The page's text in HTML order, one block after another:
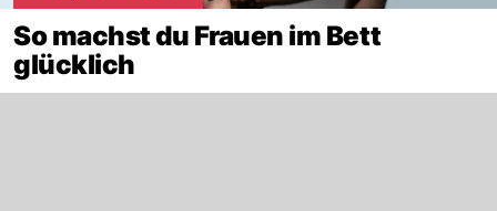
So machst du Frauen im Bett
glücklich